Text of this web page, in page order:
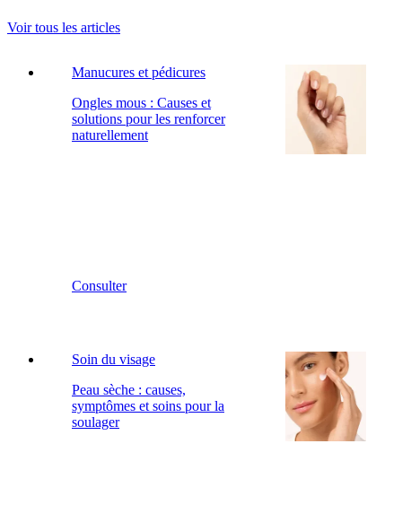
Voir tous les articles
Manucures et pédicures
Ongles mous : Causes et
solutions pour les renforcer
naturellement
Consulter
Soin du visage
Peau sèche : causes,
symptômes et soins pour la
soulager